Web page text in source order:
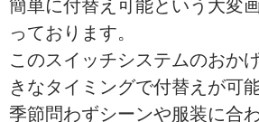
簡単に付替え可能という大変
っております。
このスイッチシステムのおか
きなタイミングで付替えが可
季節問わずシーンや服装に合